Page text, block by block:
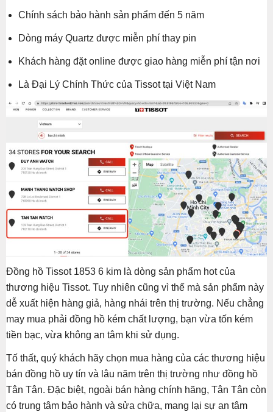
Chính sách bảo hành sản phẩm đến 5 năm
Dòng máy Quartz được miễn phí thay pin
Khách hàng đặt online được giao hàng miễn phí tận nơi
Là Đại Lý Chính Thức của Tissot tại Việt Nam
Đồng hồ Tissot 1853 6 kim là dòng sản phẩm hot của
thương hiệu Tissot. Tuy nhiên cũng vì thế mà sản phẩm này
dễ xuất hiện hàng giả, hàng nhái trên thị trường. Nếu chẳng
may mua phải đồng hồ kém chất lượng, bạn vừa tốn kém
tiền bạc, vừa không an tâm khi sử dụng.
Tố thất, quý khách hãy chọn mua hàng của các thương hiệu
bán đồng hồ uy tín và lâu năm trên thị trường như đồng hồ
Tân Tân. Đặc biệt, ngoài bán hàng chính hãng, Tân Tân còn
có trung tâm bảo hành và sửa chữa, mang lại sự an tâm